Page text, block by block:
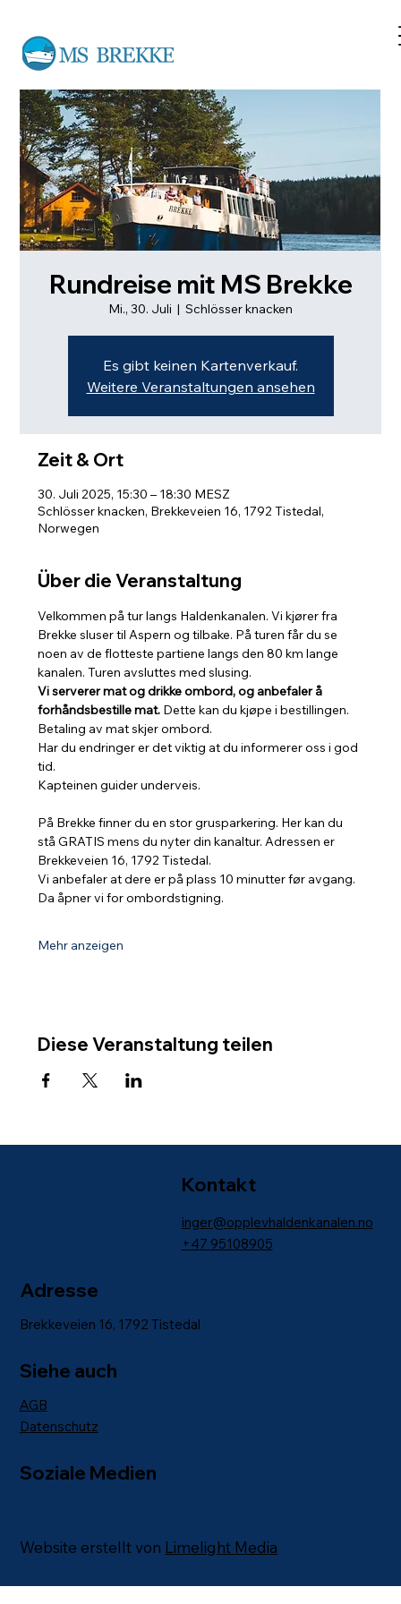
Rundreise mit MS Brekke
Mi., 30. Juli
  |
Schlösser knacken
Es gibt keinen Kartenverkauf.
Weitere Veranstaltungen ansehen
Zeit & Ort
30. Juli 2025, 15:30 – 18:30 MESZ
Schlösser knacken, Brekkeveien 16, 1792 Tistedal,
Norwegen
Über die Veranstaltung
Velkommen på tur langs Haldenkanalen. Vi kjører fra
Brekke sluser til Aspern og tilbake. På turen får du se
noen av de flotteste partiene langs den 80 km lange
kanalen. Turen avsluttes med slusing.
Vi serverer mat og drikke ombord, og anbefaler å
forhåndsbestille mat. Dette kan du kjøpe i bestillingen.
Betaling av mat skjer ombord.
Har du endringer er det viktig at du informerer oss i god
tid.
Kapteinen guider underveis.
På Brekke finner du en stor grusparkering. Her kan du
stå GRATIS mens du nyter din kanaltur. Adressen er
Brekkeveien 16, 1792 Tistedal.
Vi anbefaler at dere er på plass 10 minutter før avgang.
Da åpner vi for ombordstigning.
Mehr anzeigen
Diese Veranstaltung teilen
Kontakt
inger@opplevhaldenkanalen.no
+47 95108905
Adresse
Brekkeveien 16, 1792 Tistedal
Soziale Medien
Siehe auch
AGB
Datenschutz
Website erstellt von Limelight Media